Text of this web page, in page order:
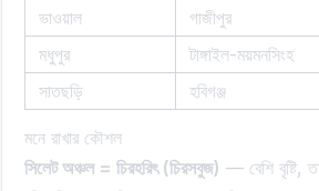
ভাওয়াল
গাজীপুর
মধুপুর
টাঙ্গাইল-ময়মনসিংহ
সাতছড়ি
হবিগঞ্জ
মনে রাখার কৌশল
সিলেট অঞ্চল = চিরহরিৎ (চিরসবুজ) — বেশি বৃষ্টি,